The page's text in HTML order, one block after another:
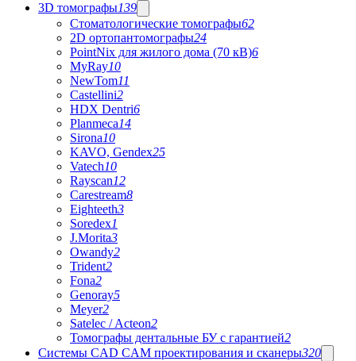
3D томографы139
Стоматологические томографы62
2D ортопантомографы24
PointNix для жилого дома (70 кВ)6
MyRay10
NewTom11
Castellini2
HDX Dentri6
Planmeca14
Sirona10
KAVO, Gendex25
Vatech10
Rayscan12
Carestream8
Eighteeth3
Soredex1
J.Morita3
Owandy2
Trident2
Fona2
Genoray5
Meyer2
Satelec / Acteon2
Томографы дентальные БУ с гарантией2
Системы CAD CAM проектирования и сканеры320